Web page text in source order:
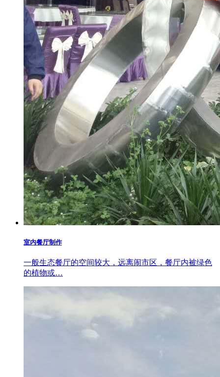
室内餐厅制作
一般生态餐厅的空间较大，远离闹市区，餐厅内被绿色
的植物或…